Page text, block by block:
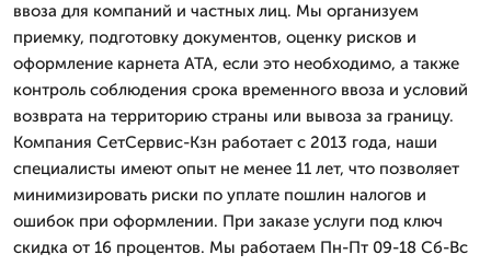
ввоза для компаний и частных лиц. Мы организуем
приемку, подготовку документов, оценку рисков и
оформление карнета АТА, если это необходимо, а также
контроль соблюдения срока временного ввоза и условий
возврата на территорию страны или вывоза за границу.
Компания СетСервис-Кзн работает с 2013 года, наши
специалисты имеют опыт не менее 11 лет, что позволяет
минимизировать риски по уплате пошлин налогов и
ошибок при оформлении. При заказе услуги под ключ
скидка от 16 процентов. Мы работаем Пн-Пт 09-18 Сб-Вс